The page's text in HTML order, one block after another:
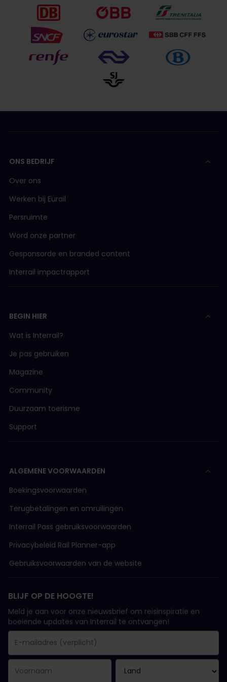
ONS BEDRIJF
Over ons
Werken bij Eurail
Persruimte
Word onze partner
Gesponsorde en branded content
Interrail impactrapport
BEGIN HIER
Wat is Interrail?
Je pas gebruiken
Magazine
Community
Duurzaam toerisme
Support
ALGEMENE VOORWAARDEN
Boekingsvoorwaarden
Terugbetalingen en omruilingen
Interrail Pass gebruiksvoorwaarden
Privacybeleid Rail Planner-app
Gebruiksvoorwaarden van de website
BLIJF OP DE HOOGTE!
Meld je aan voor onze nieuwsbrief om reisinspiratie en
boeiende updates van Interrail te ontvangen!